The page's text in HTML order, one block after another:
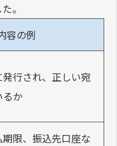
。
容の例
行され、正しい宛
るか
限、振込先口座な